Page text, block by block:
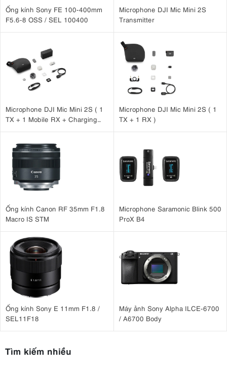
Ống kính Sony FE 100-400mm
F5.6-8 OSS / SEL 100400
Microphone DJI Mic Mini 2S
Transmitter
Microphone DJI Mic Mini 2S ( 1
TX + 1 Mobile RX + Charging
Microphone DJI Mic Mini 2S ( 1
TX + 1 RX )
Ống kính Canon RF 35mm F1.8
Macro IS STM
Microphone Saramonic Blink 500
ProX B4
Ống kính Sony E 11mm F1.8 /
SEL11F18
Máy ảnh Sony Alpha ILCE-6700
/ A6700 Body
Tìm kiếm nhiều